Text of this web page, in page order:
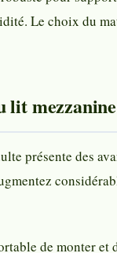
Le choix du
lit
présente des
de monter